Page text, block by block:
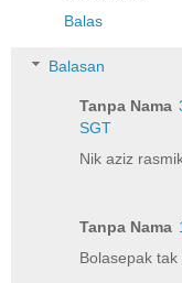
Balas
Balasan
Tanpa Nama
SGT
Nik aziz
Tanpa Nama
Bolasepak